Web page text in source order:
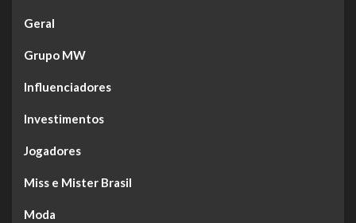
Geral
Grupo MW
Influenciadores
Investimentos
Jogadores
Miss e Mister Brasil
Moda